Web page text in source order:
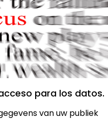
para los datos.
van uw publiek